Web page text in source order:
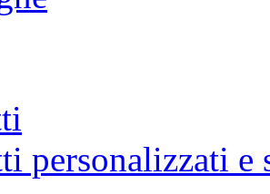
personalizzati e